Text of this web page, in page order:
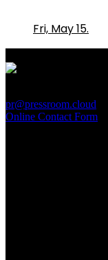
Fri, May 15.
pr@pressroom.cloud
Online Contact Form